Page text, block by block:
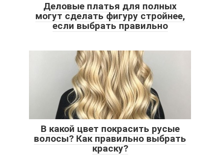
Деловые платья для полных
могут сделать фигуру стройнее,
если выбрать правильно
В какой цвет покрасить русые
волосы? Как правильно выбрать
краску?